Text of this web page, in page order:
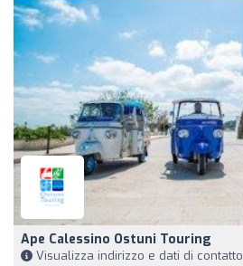
Ape Calessino Ostuni Touring
Visualizza indirizzo e dati di contatto